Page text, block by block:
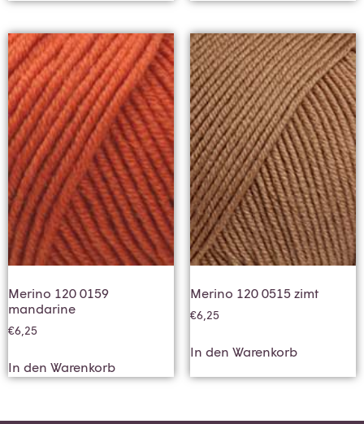
Merino 120 0159
mandarine
€6,25
In den Warenkorb
Merino 120 0515 zimt
€6,25
In den Warenkorb